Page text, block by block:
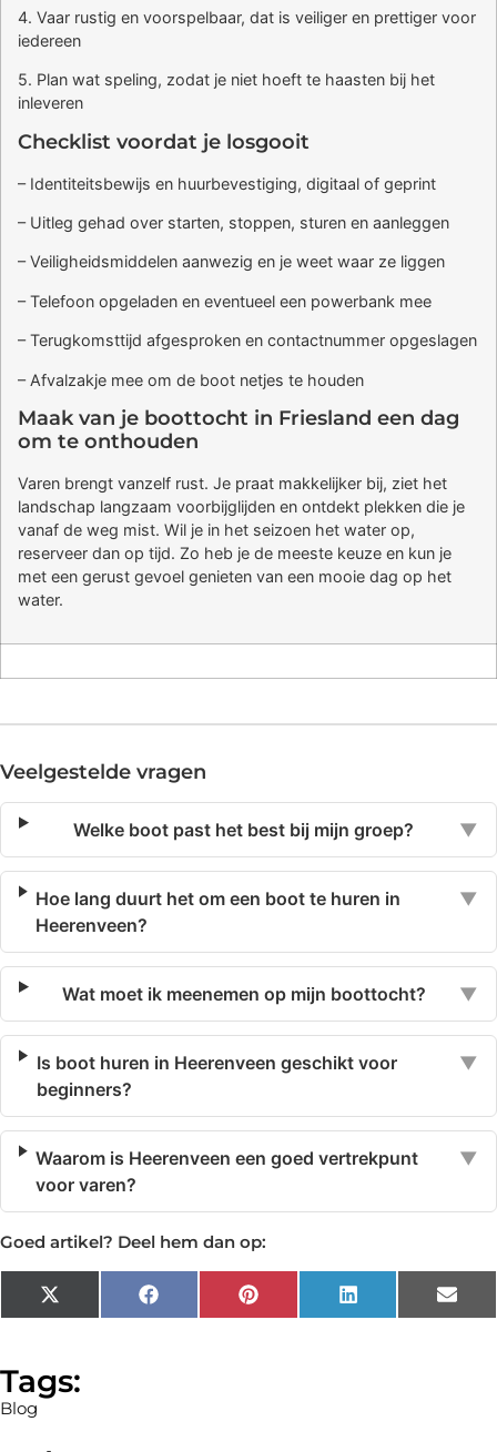
4. Vaar rustig en voorspelbaar, dat is veiliger en prettiger voor
iedereen
5. Plan wat speling, zodat je niet hoeft te haasten bij het
inleveren
Checklist voordat je losgooit
– Identiteitsbewijs en huurbevestiging, digitaal of geprint
– Uitleg gehad over starten, stoppen, sturen en aanleggen
– Veiligheidsmiddelen aanwezig en je weet waar ze liggen
– Telefoon opgeladen en eventueel een powerbank mee
– Terugkomsttijd afgesproken en contactnummer opgeslagen
– Afvalzakje mee om de boot netjes te houden
Maak van je boottocht in Friesland een dag
om te onthouden
Varen brengt vanzelf rust. Je praat makkelijker bij, ziet het
landschap langzaam voorbijglijden en ontdekt plekken die je
vanaf de weg mist. Wil je in het seizoen het water op,
reserveer dan op tijd. Zo heb je de meeste keuze en kun je
met een gerust gevoel genieten van een mooie dag op het
water.
Veelgestelde vragen
Welke boot past het best bij mijn groep? ▼
Hoe lang duurt het om een boot te huren in
Heerenveen?
▼
Wat moet ik meenemen op mijn boottocht? ▼
Is boot huren in Heerenveen geschikt voor
beginners?
▼
Waarom is Heerenveen een goed vertrekpunt
voor varen?
▼
Goed artikel? Deel hem dan op:
X
(Twitter)
Facebook Pinterest LinkedIn
Tags:
Blog